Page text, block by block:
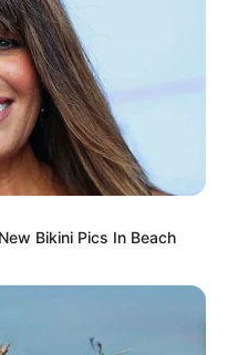
Bikini Pics In Beach